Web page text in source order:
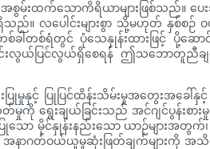
မ်းထက်သောကိရိယာများဖြစ်သည်။
သည်။ လပေါင်းများစွာ သို့မဟုတ် နှစ်စ
တစ်ရံတွင် ပုံသေနှုန်းထားဖြင့် ပို့ဆောင်
ယ်ပြင်လွယ်ရှိစေရန် ဤသဘောတူညီချက်မျ
နှင့် ပြုပြင်ထိန်းသိမ်းမှုအတွေးအခေါ်နှ
ရွေးချယ်ခြင်းသည် အင်ဂျင်ပွန်းစား
သော မိုင်နှုန်းနည်းသော ယာဉ်များအ
အနာဂတ်ဝယ်ယူမှုဆုံးဖြတ်ချက်များကို